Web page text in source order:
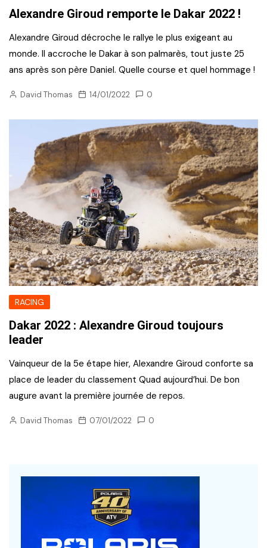
Alexandre Giroud remporte le Dakar 2022 !
Alexandre Giroud décroche le rallye le plus exigeant au
monde. Il accroche le Dakar à son palmarès, tout juste 25
ans après son père Daniel. Quelle course et quel hommage !
David Thomas 14/01/2022 0
RACING
Dakar 2022 : Alexandre Giroud toujours
leader
Vainqueur de la 5e étape hier, Alexandre Giroud conforte sa
place de leader du classement Quad aujourd’hui. De bon
augure avant la première journée de repos.
David Thomas 07/01/2022 0